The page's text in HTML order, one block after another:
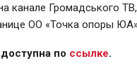
канале Громадського
ОО «Точка опоры
по ссылке.